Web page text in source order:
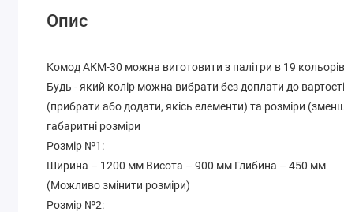
Опис
Комод АКМ-30 можна виготовити з палітри в 19
Будь - який колір можна вибрати без доплати до
(прибрати або додати, якісь елементи) та розміри
габаритні розміри
Розмір №1:
Ширина – 1200 мм Висота – 900 мм Глибина – 450 мм
(Можливо змінити розміри)
Розмір №2: